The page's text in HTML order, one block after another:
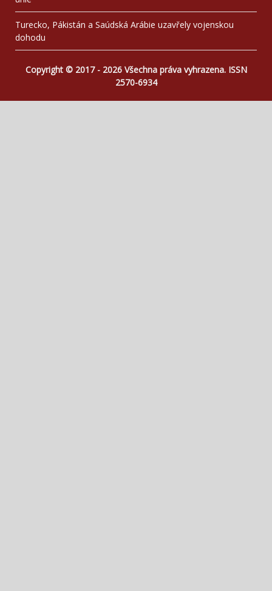
Turecko, Pákistán a Saúdská Arábie uzavřely vojenskou
dohodu
Copyright © 2017 - 2026 Všechna práva vyhrazena. ISSN
2570-6934